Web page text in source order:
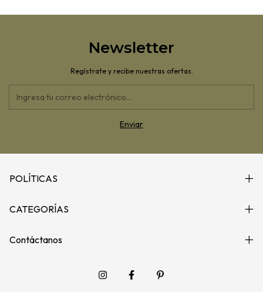
Newsletter
Regístrate y recibe nuestras ofertas.
POLÍTICAS
CATEGORÍAS
Contáctanos